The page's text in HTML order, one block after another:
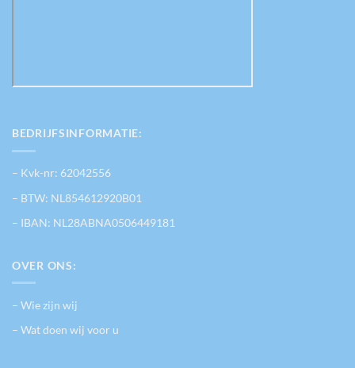
BEDRIJFSINFORMATIE:
– Kvk-nr: 62042556
– BTW: NL854612920B01
– IBAN: NL28ABNA0506449181
OVER ONS:
– Wie zijn wij
– Wat doen wij voor u